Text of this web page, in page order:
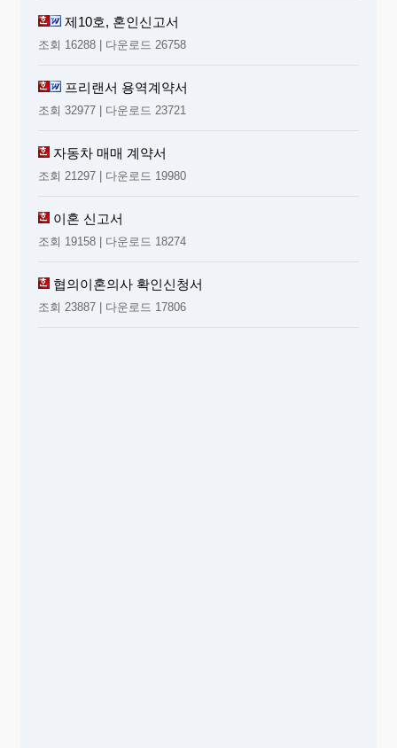
제10호, 혼인신고서
조회 16288 | 다운로드 26758
프리랜서 용역계약서
조회 32977 | 다운로드 23721
자동차 매매 계약서
조회 21297 | 다운로드 19980
이혼 신고서
조회 19158 | 다운로드 18274
협의이혼의사 확인신청서
조회 23887 | 다운로드 17806